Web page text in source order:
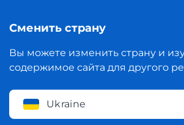
Сменить страну
Вы можете изменить страну и
содержимое сайта для другого
Ukraine